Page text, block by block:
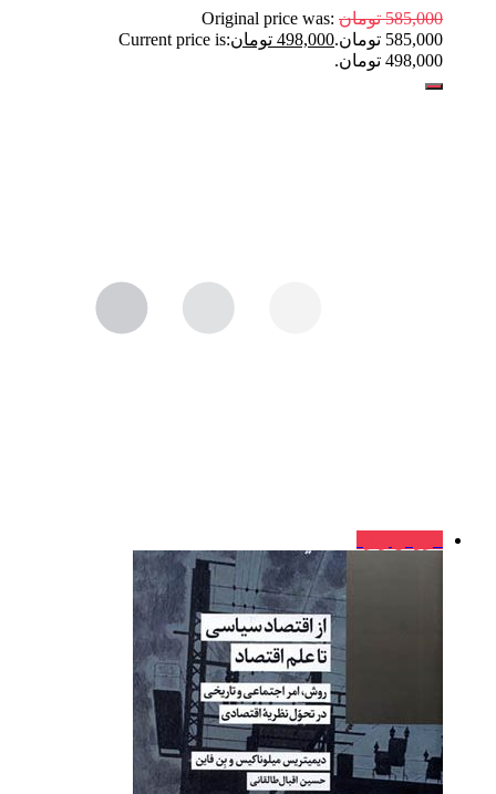
585,000 تومان Original price was:
585,000 تومان.
498,000 تومانCurrent price is:
498,000 تومان.